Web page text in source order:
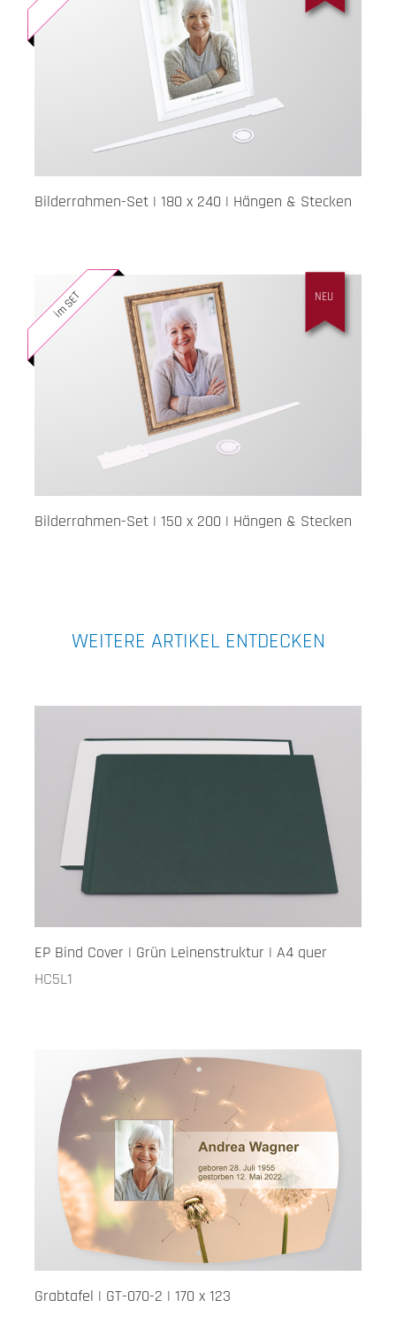
Bilderrahmen-Set | 180 x 240 | Hängen & Stecken
NEU
im SET
Bilderrahmen-Set | 150 x 200 | Hängen & Stecken
WEITERE ARTIKEL ENTDECKEN
EP Bind Cover | Grün Leinenstruktur | A4 quer
HC5L1
Grabtafel | GT-070-2 | 170 x 123